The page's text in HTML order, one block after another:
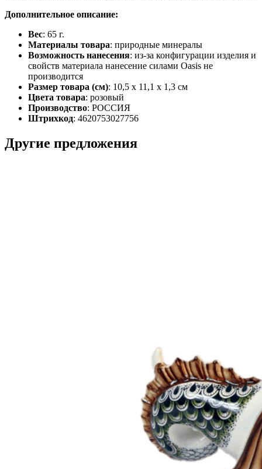
Дополнительное описание:
Вес: 65 г.
Материалы товара: природные минералы
Возможность нанесения: из-за конфигурации изделия и
свойств материала нанесение силами Oasis не
производится
Размер товара (см): 10,5 х 11,1 х 1,3 см
Цвета товара: розовый
Производство: РОССИЯ
Штрихкод: 4620753027756
Другие предложения